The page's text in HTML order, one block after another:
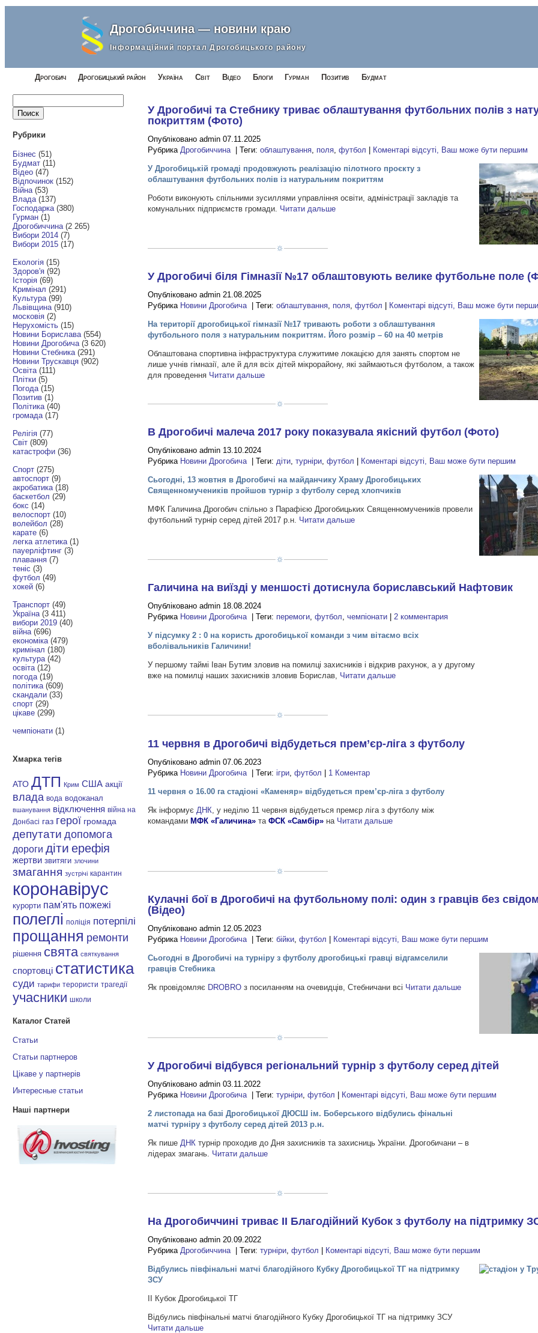
Дрогобиччина — новини краю
Інформаційний портал Дрогобицького району
Дрогобич Дрогобицький район Україна Світ Відео Блоги Гурман Позитив Будмат
Рубрики
Бізнес (51)
Будмат (11)
Відео (47)
Відпочинок (152)
Війна (53)
Влада (137)
Господарка (380)
Гурман (1)
Дрогобиччина (2 265)
Вибори 2014 (7)
Вибори 2015 (17)
Екологія (15)
Здоров'я (92)
Історія (69)
Кримінал (291)
Культура (99)
Львівщина (910)
московія (2)
Нерухомість (15)
Новини Борислава (554)
Новини Дрогобича (3 620)
Новини Стебника (291)
Новини Трускавця (902)
Освіта (111)
Плітки (5)
Погода (15)
Позитив (1)
Політика (40)
громада (17)
Релігія (77)
Світ (809)
катастрофи (36)
Спорт (275)
автоспорт (9)
акробатика (18)
баскетбол (29)
бокс (14)
велоспорт (10)
волейбол (28)
карате (6)
легка атлетика (1)
пауерліфтинг (3)
плавання (7)
теніс (3)
футбол (49)
хокей (6)
Транспорт (49)
Україна (3 411)
вибори 2019 (40)
війна (696)
економіка (479)
кримінал (180)
культура (42)
освіта (12)
погода (19)
політика (609)
скандали (33)
спорт (29)
цікаве (299)
чемпіонати (1)
Хмарка тегів
АТО ДТП Крим США акції
влада вода водоканал
вшанування відключення війна на
Донбасі газ герої громада
депутати допомога
дороги діти ерефія
жертви звитяги злочини
змагання зустрічі карантин
коронавірус
курорти пам'ять пожежі
полеглі поліція потерпілі
прощання ремонти
рішення свята святкування
спортовці статистика
суди тарифи терористи трагедії
учасники школи
Каталог Статей
Статьи
Статьи партнеров
Цікаве у партнерів
Интересные статьи
Наші партнери
У Дрогобичі та Стебнику триває облаштування футбольних полів з
покриттям (Фото)
Опубліковано admin 07.11.2025
РубрикаДрогобиччина| Теги:облаштування, поля,футбол Коментарі відсуті, Ваш може бути першим
У Дрогобицькій громаді продовжують реалізацію пілотного проєкту з
облаштування футбольних полів із натуральним покриттям
Роботи виконують спільними зусиллями управління освіти, адміністрації закладів та
комунальних підприємств громади. Читати дальше
У Дрогобичі біля Гімназії №17 облаштовують велике футбольне поле
Опубліковано admin 21.08.2025
Рубрика Новини Дрогобича| Теги:облаштування, поля,футбол Коментарі відсуті, Ваш може бути
На території дрогобицької гімназії №17 тривають роботи з облаштування
футбольного поля з натуральним покриттям. Його розмір – 60 на 40 метрів
Облаштована спортивна інфраструктура служитиме локацією для занять спортом не
лише учнів гімназії, але й для всіх дітей мікрорайону, які займаються футболом, а також
для проведення Читати дальше
В Дрогобичі малеча 2017 року показувала якісний футбол (Фото)
Опубліковано admin 13.10.2024
Рубрика Новини Дрогобича| Теги:діти,турніри,футбол Коментарі відсуті, Ваш може бути першим
Сьогодні, 13 жовтня в Дрогобичі на майданчику Храму Дрогобицьких
Священномучеників пройшов турнір з футболу серед хлопчиків
МФК Галичина Дрогобич спільно з Парафією Дрогобицьких Священномучеників провели
футбольний турнір серед дітей 2017 р.н. Читати дальше
Галичина на виїзді у меншості дотиснула бориславський Нафтовик
Опубліковано admin 18.08.2024
Рубрика Новини Дрогобича| Теги: перемоги,футбол,чемпіонати |2 комментария
У підсумку 2 : 0 на користь дрогобицької команди з чим вітаємо всіх
вболівальників Галичини!
У першому таймі Іван Бутим зловив на помилці захисників і відкрив рахунок, а у другому
вже на помилці наших захисників зловив Борислав, Читати дальше
11 червня в Дрогобичі відбудеться прем’єр-ліга з футболу
Опубліковано admin 07.06.2023
Рубрика Новини Дрогобича | Теги:ігри ,футбол | 1 Коментар
11 червня о 16.00 га стадіоні «Каменяр» відбудеться прем’єр-ліга з футболу
Як інформує ДНК , у неділю 11 червня відбудеться премєр ліга з футболу між
командамиМФК «Галичина» таФСК «Самбір» на Читати дальше
Кулачні бої в Дрогобичі на футбольному полі: один з гравців без
(Відео)
Опубліковано admin 12.05.2023
Рубрика Новини Дрогобича | Теги:бійки ,футбол | Коментарі відсуті, Ваш може бути першим
Сьогодні в Дрогобичі на турніру з футболу дрогобицькі гравці відгамселили
гравців Стебника
Як провідомляє DROBRO з посиланням на очевидців, Стебничани всі Читати дальше
У Дрогобичі відбувся регіональний турнір з футболу серед дітей
Опубліковано admin 03.11.2022
Рубрика Новини Дрогобича | Теги:турніри ,футбол | Коментарі відсуті, Ваш може бути першим
2 листопада на базі Дрогобицької ДЮСШ ім. Боберського відбулись фінальні
матчі турніру з футболу серед дітей 2013 р.н.
Як пише ДНК турнір проходив до Дня захисників та захисниць України. Дрогобичани – в
лідерах змагань. Читати дальше
На Дрогобиччині триває ІІ Благодійний Кубок з футболу на підтримку
Опубліковано admin 20.09.2022
Рубрика Дрогобиччина | Теги:турніри ,футбол | Коментарі відсуті, Ваш може бути першим
Відбулись півфінальні матчі благодійного Кубку Дрогобицької ТГ на підтримку
ЗСУ
ІІ Кубок Дрогобицької ТГ
Відбулись півфінальні матчі благодійного Кубку Дрогобицької ТГ на підтримку ЗСУ
Читати дальше